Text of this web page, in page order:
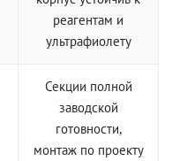
реагентам и
ультрафиолету
Секции полной
заводской
готовности,
монтаж по проекту